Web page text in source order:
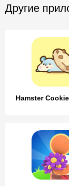
Другие
Hamster